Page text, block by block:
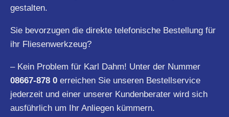
gestalten.
Sie bevorzugen die direkte telefonische Bestellung für
ihr Fliesenwerkzeug?
– Kein Problem für Karl Dahm! Unter der Nummer
08667-878 0 erreichen Sie unseren Bestellservice
jederzeit und einer unserer Kundenberater wird sich
ausführlich um Ihr Anliegen kümmern.